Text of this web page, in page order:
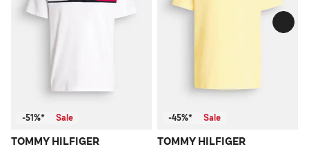
-51%* Sale
TOMMY HILFIGER
-45%* Sale
TOMMY HILFIGER